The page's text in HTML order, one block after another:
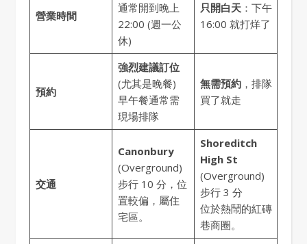
營業時間
通常開到晚上
22:00 (週一公
休)
只開白天：下午
16:00 就打烊了
預約
強烈建議訂位
(尤其是晚餐)
早午餐通常需
現場排隊
無需預約，排隊
買了就走
交通
Canonbury
(Overground)
步行 10 分，位
置較偏，屬住
宅區。
Shoreditch
High St
(Overground)
步行 3 分
位於熱鬧的紅磚
巷商圈。